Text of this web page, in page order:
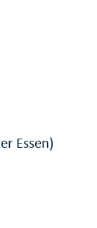
Essen)